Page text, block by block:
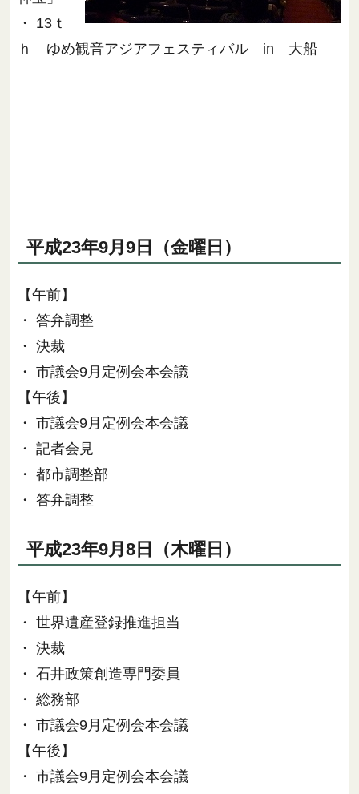
・ 13ｔ
ｈ ゆめ観音アジアフェスティバル in 大船
平成23年9月9日（金曜日）
【午前】
・ 答弁調整
・ 決裁
・ 市議会9月定例会本会議
【午後】
・ 市議会9月定例会本会議
・ 記者会見
・ 都市調整部
・ 答弁調整
平成23年9月8日（木曜日）
【午前】
・ 世界遺産登録推進担当
・ 決裁
・ 石井政策創造専門委員
・ 総務部
・ 市議会9月定例会本会議
【午後】
・ 市議会9月定例会本会議